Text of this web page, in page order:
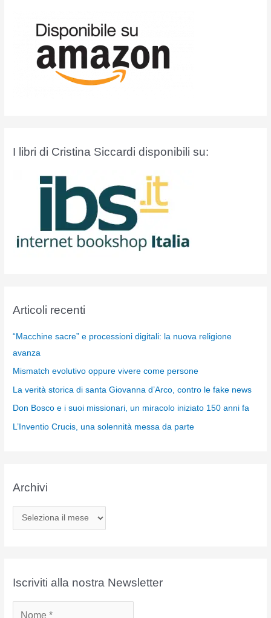
I libri di Cristina Siccardi disponibili su:
Articoli recenti
“Macchine sacre” e processioni digitali: la nuova religione
avanza
Mismatch evolutivo oppure vivere come persone
La verità storica di santa Giovanna d’Arco, contro le fake news
Don Bosco e i suoi missionari, un miracolo iniziato 150 anni fa
L’Inventio Crucis, una solennità messa da parte
Archivi
r
iIscriviti alla nostra Newsletter